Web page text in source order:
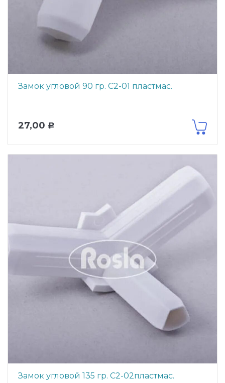
Замок угловой 90 гр. С2-01 пластмас.
27,00 Р
Замок угловой 135 гр. С2-02пластмас.